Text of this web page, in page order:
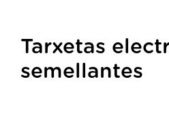
Tarxetas
semellantes